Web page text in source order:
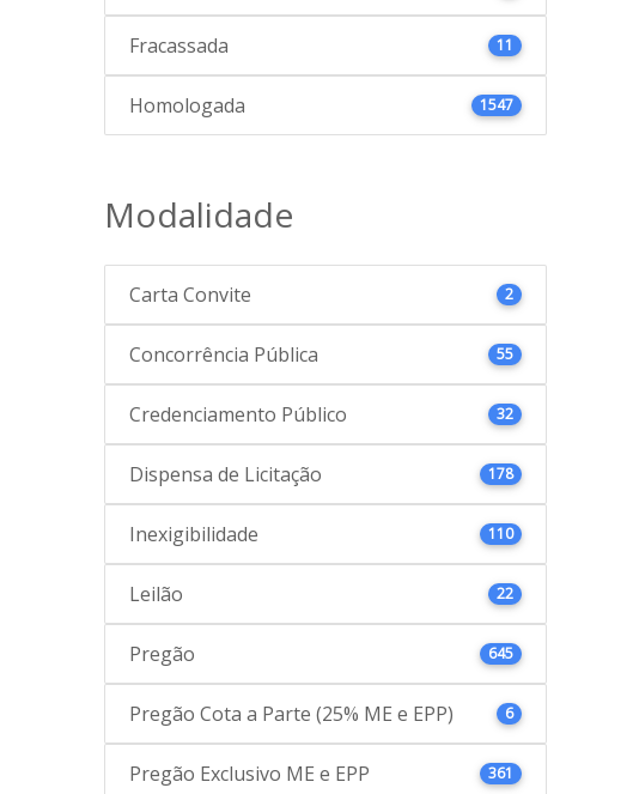
Fracassada 11
Homologada 1547
Modalidade
Carta Convite 2
Concorrência Pública 55
Credenciamento Público 32
Dispensa de Licitação 178
Inexigibilidade 110
Leilão 22
Pregão 645
Pregão Cota a Parte (25% ME e EPP) 6
Pregão Exclusivo ME e EPP 361